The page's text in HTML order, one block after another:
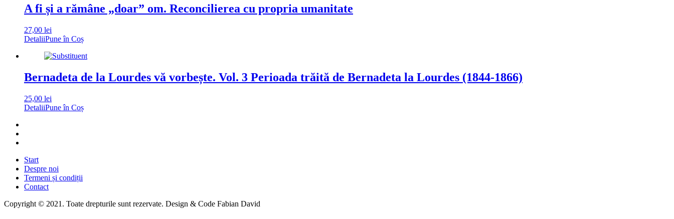
A fi și a rămâne „doar” om. Reconcilierea cu propria umanitate
27,00 lei
DetaliiPune în Coș
Bernadeta de la Lourdes vă vorbește. Vol. 3 Perioada trăită de Bernadeta la Lourdes (1844-1866)
25,00 lei
DetaliiPune în Coș
Start
Despre noi
Termeni și condiții
Contact
Copyright © 2021. Toate drepturile sunt rezervate. Design & Code Fabian David